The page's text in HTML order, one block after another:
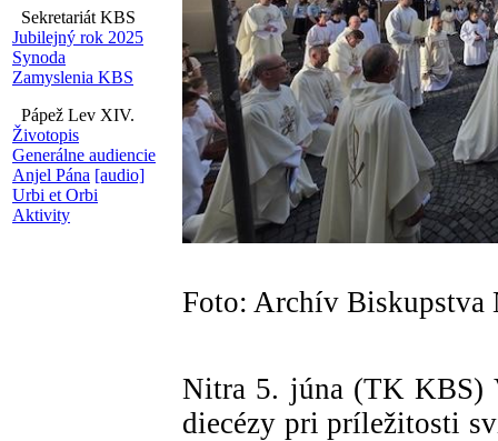
Sekretariát KBS
Jubilejný rok 2025
Synoda
Zamyslenia KBS
Pápež Lev XIV.
Životopis
Generálne audiencie
Anjel Pána [audio]
Urbi et Orbi
Aktivity
Foto: Archív Biskupstva
Nitra 5. júna (TK KBS)
diecézy pri príležitosti